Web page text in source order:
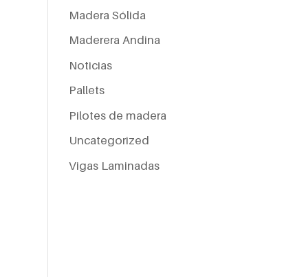
Madera Sólida
Maderera Andina
Noticias
Pallets
Pilotes de madera
Uncategorized
Vigas Laminadas